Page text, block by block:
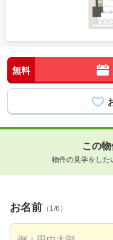
無料
この
物件の見学をした
お名前 （1/6）